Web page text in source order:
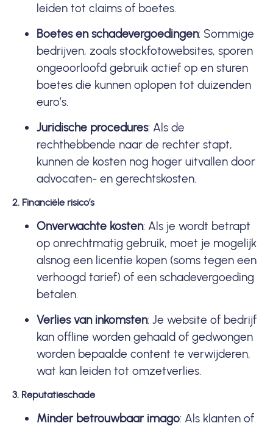
leiden tot claims of boetes.
Boetes en schadevergoedingen: Sommige
bedrijven, zoals stockfotowebsites, sporen
ongeoorloofd gebruik actief op en sturen
boetes die kunnen oplopen tot duizenden
euro’s.
Juridische procedures: Als de
rechthebbende naar de rechter stapt,
kunnen de kosten nog hoger uitvallen door
advocaten- en gerechtskosten.
2. Financiële risico’s
Onverwachte kosten: Als je wordt betrapt
op onrechtmatig gebruik, moet je mogelijk
alsnog een licentie kopen (soms tegen een
verhoogd tarief) of een schadevergoeding
betalen.
Verlies van inkomsten: Je website of bedrijf
kan offline worden gehaald of gedwongen
worden bepaalde content te verwijderen,
wat kan leiden tot omzetverlies.
3. Reputatieschade
Minder betrouwbaar imago: Als klanten of